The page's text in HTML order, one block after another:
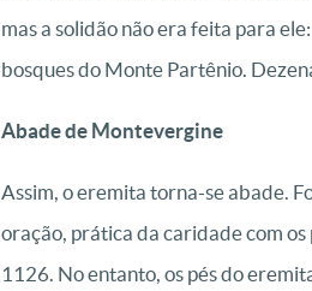
mas a solidão não era feita para
bosques do Monte Partênio.
Abade de Montevergine
Assim, o eremita torna-se abade.
oração, prática da caridade com
1126. No entanto, os pés do